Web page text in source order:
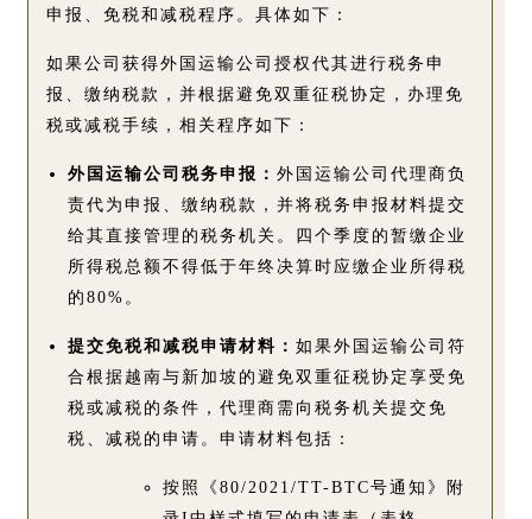
申报、免税和减税程序。具体如下：
如果公司获得外国运输公司授权代其进行税务申
报、缴纳税款，并根据避免双重征税协定，办理免
税或减税手续，相关程序如下：
外国运输公司税务申报 ： 外国运输公司代理商负
责代为申报、缴纳税款，并将税务申报材料提交
给其直接管理的税务机关。四个季度的暂缴企业
所得税总额不得低于年终决算时应缴企业所得税
的80%。
提交免税和减税申请材料： 如果外国运输公司符
合根据越南与新加坡的避免双重征税协定享受免
税或减税的条件，代理商需向税务机关提交免
税、减税的申请。申请材料包括：
按照《80/2021/TT-BTC号通知》附